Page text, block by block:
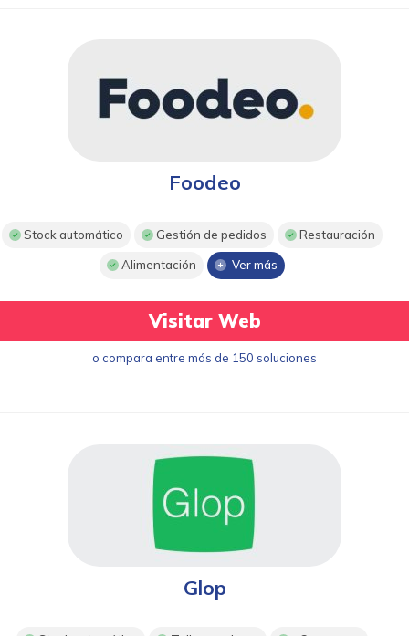
Foodeo
Stock automático Gestión de pedidos Restauración
Alimentación Ver más
Visitar Web
o compara entre más de 150 soluciones
Glop